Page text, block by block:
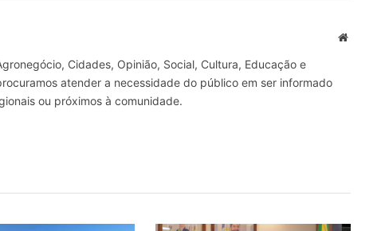
Site
Cidades, Opinião, Social, Cultura, Educação e
atender a necessidade do público em ser informado
ou próximos à comunidade.